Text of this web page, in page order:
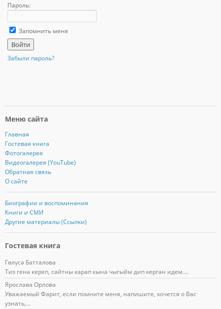
Пароль:
Запомнить меня
Забыли пароль?
Меню сайта
Главная
Гостевая книга
Фотогалерея
Видеогалерея (YouTube)
Обратная связь
О сайте
Биографии и воспоминания
Книги и СМИ
Другие материалы (Ссылки)
Гостевая книга
Гөлүсә Батталова
Тиз генә кереп, сайтны карап кына чыгыйм дип кергән идем....
Ярослава Орлова
Уважаемый Фарит, если помните меня, напишите, хочется о Вас
узнать,...